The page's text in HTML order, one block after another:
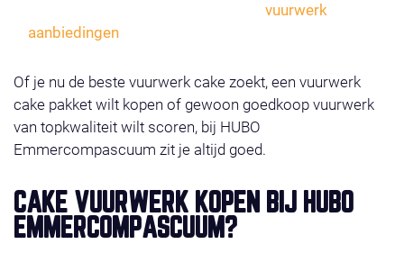
vuurwerk
aanbiedingen
Of je nu de beste vuurwerk cake zoekt, een vuurwerk
cake pakket wilt kopen of gewoon goedkoop vuurwerk
van topkwaliteit wilt scoren, bij HUBO
Emmercompascuum zit je altijd goed.
CAKE VUURWERK KOPEN BIJ HUBO
EMMERCOMPASCUUM?